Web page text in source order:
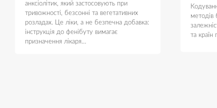
анксіолітик, який застосовують при
тривожності, безсонні та вегетативних
розладах. Це ліки, а не безпечна добавка:
інструкція до фенібуту вимагає
призначення лікаря…
методів
та країн